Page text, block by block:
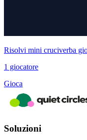
Risolvi mini cruciverba
1 giocatore
Gioca
Soluzioni